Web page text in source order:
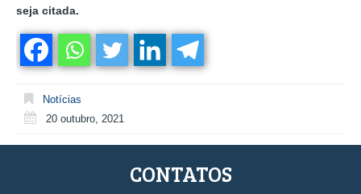
seja citada.
Notícias
20 outubro, 2021
CONTATOS